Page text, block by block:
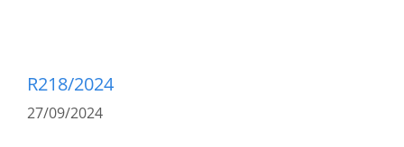
R218/2024
27/09/2024